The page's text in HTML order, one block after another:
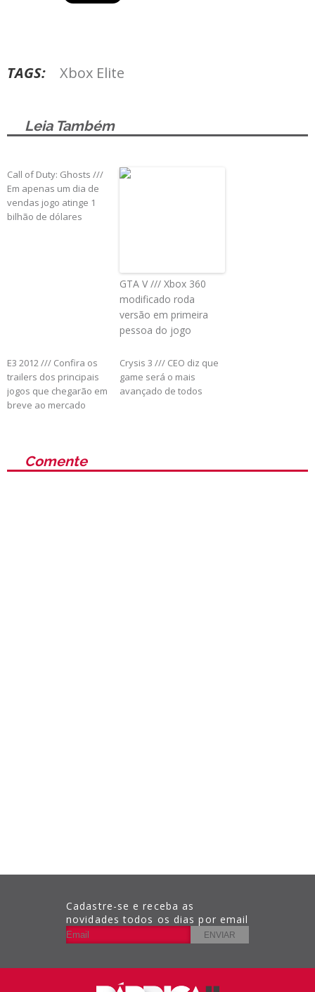
TAGS: Xbox Elite
Leia Também
Call of Duty: Ghosts ///
Em apenas um dia de
vendas jogo atinge 1
bilhão de dólares
GTA V /// Xbox 360
modificado roda
versão em primeira
pessoa do jogo
E3 2012 /// Confira os
trailers dos principais
jogos que chegarão em
breve ao mercado
Crysis 3 /// CEO diz que
game será o mais
avançado de todos
Comente
Cadastre-se e receba as
novidades todos os dias por email